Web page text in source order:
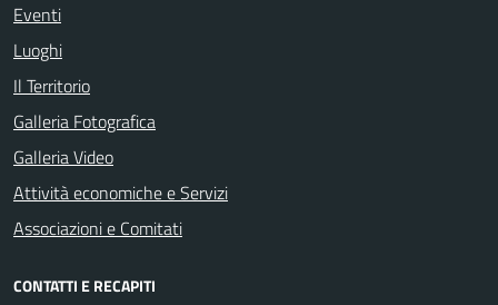
Eventi
Luoghi
Il Territorio
Galleria Fotografica
Galleria Video
Attività economiche e Servizi
Associazioni e Comitati
CONTATTI E RECAPITI